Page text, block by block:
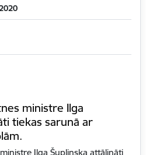
ministre Ilga
tiekas sarunā ar
Ilga Šuplinska attālināti